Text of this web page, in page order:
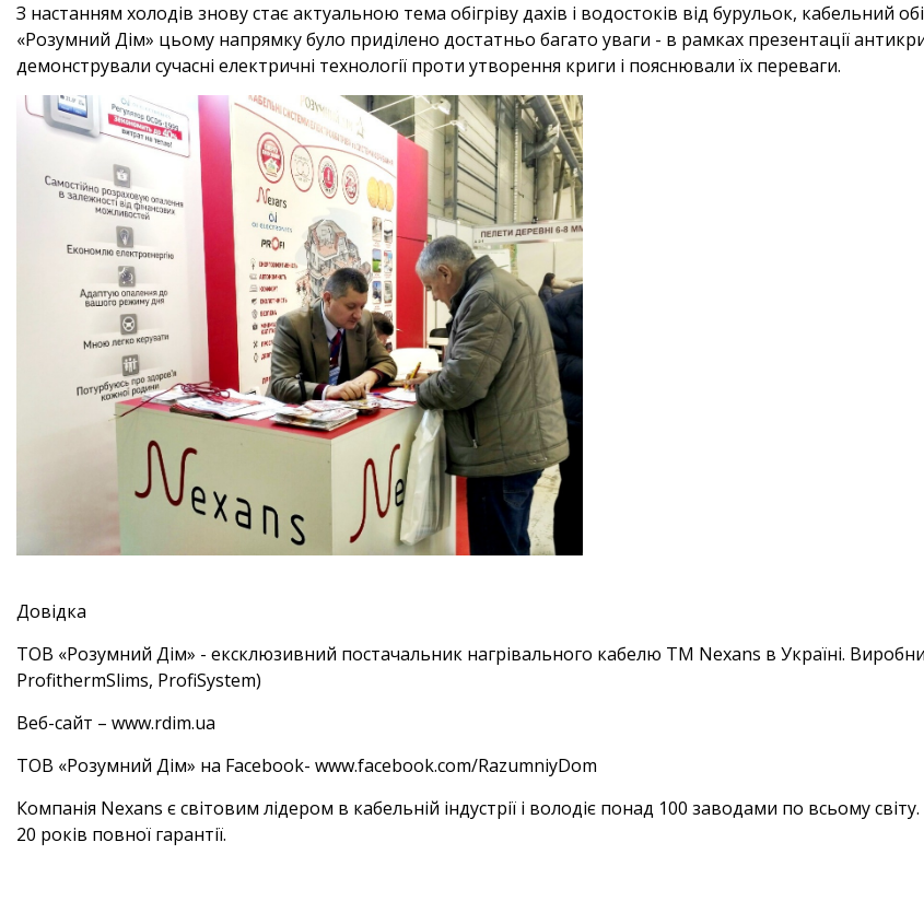
З настанням холодів знову стає актуальною тема обігріву дахів і водостоків від бурульок, кабельний
«Розумний Дім» цьому напрямку було приділено достатньо багато уваги - в рамках презентації
демонстрували сучасні електричні технології проти утворення криги і пояснювали їх переваги.
Довідка
ТОВ «Розумний Дім» - ексклюзивний постачальник нагрівального кабелю ТМ Nexans в Україні.
ProfithermSlims, ProfiSystem)
Веб-сайт – www.rdim.ua
ТОВ «Розумний Дім» на Facebook- www.facebook.com/RazumniyDom
Компанія Nexans є світовим лідером в кабельній індустрії і володіє понад 100 заводами по всьому світу.
20 років повної гарантії.